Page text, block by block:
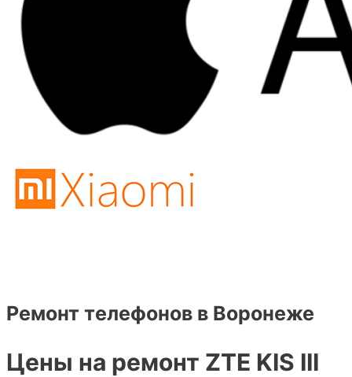
Ремонт телефонов в Воронеже
Цены на ремонт ZTE KIS III